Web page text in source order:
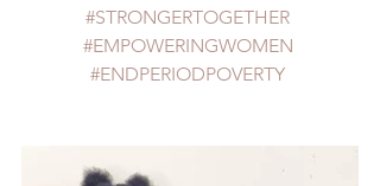
#STRONGERTOGETHER
#EMPOWERINGWOMEN
#ENDPERIODPOVERTY